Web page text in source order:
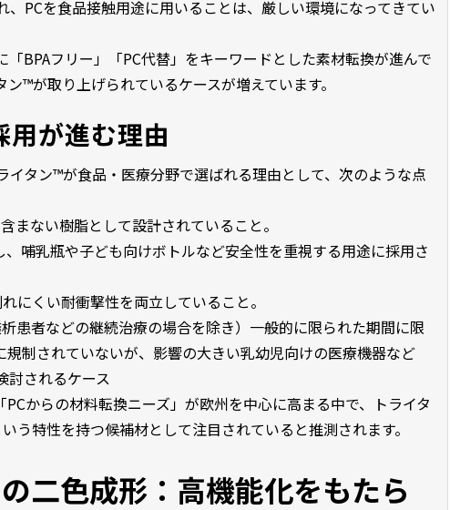
PCを食品接触用途に用いることは、厳しい環境になってきてい
BPAフリー」「PC代替」をキーワードとした素材転換が進んで
™が取り上げられているケースが増えています。
が進む理由
タン™が食品・医療分野で選ばれる理由として、次のような点
まない樹脂として設計されていること。
、哺乳瓶や子ども向けボトルなど安全性を重視する用途に採用さ
にくい耐衝撃性を両立していること。
患者などの継続治療の場合を除き）一般的に限られた期間に限
規制されていないが、影響の大きい乳幼児向けの医療機器など
討されるケース
からの材料転換ニーズ」が欧州を中心に高まる中で、トライタ
う特性を持つ候補材として注目されていると推測されます。
二色成形：高機能化をもたら